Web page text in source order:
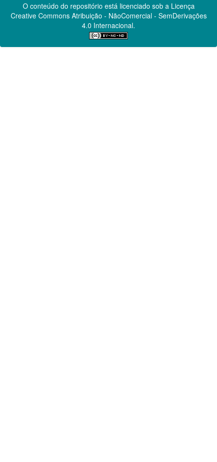
O conteúdo do repositório está licenciado sob a Licença
Creative CommonsAtribuição - NãoComercial - SemDerivações
4.0 Internacional.